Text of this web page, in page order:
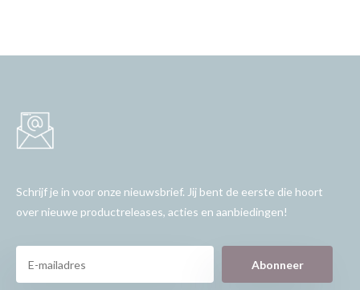
Schrijf je in voor onze nieuwsbrief. Jij bent de eerste die hoort
over nieuwe productreleases, acties en aanbiedingen!
Abonneer